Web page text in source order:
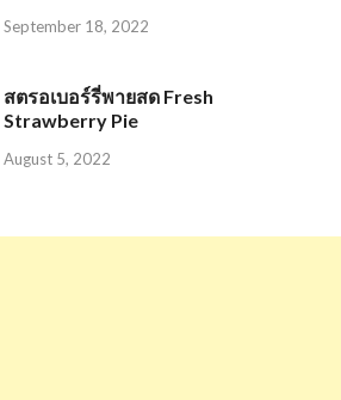
September 18, 2022
สตรอเบอร์รี่พายสด Fresh
Strawberry Pie
August 5, 2022